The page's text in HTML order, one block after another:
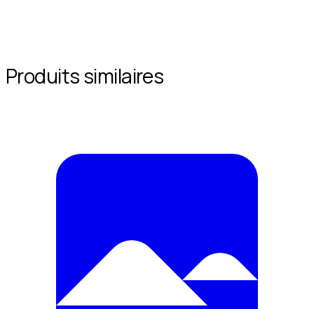
Produits similaires